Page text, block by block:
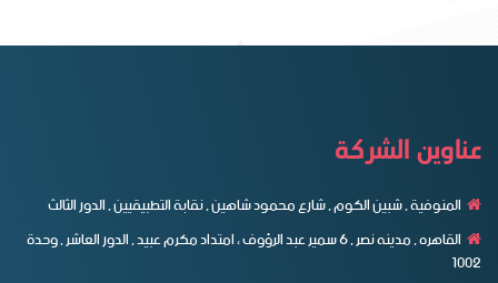
عناوين الشركة
المنوفية , شبين الكوم , شارع محمود شاهين , نقابة التطبيقيين , الدور الثالث
القاهره , مدينه نصر , ٦ سمير عبد الرؤوف ، امتداد مكرم عبيد , الدور العاشر , وحدة
1002